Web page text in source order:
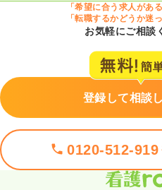
「希望に合う求人があ
「転職するかどうか迷
お気軽にご相談
登録して相談
0120-512-919